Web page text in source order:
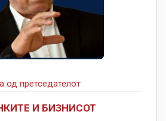
од претседателот
И БИЗНИСОТ